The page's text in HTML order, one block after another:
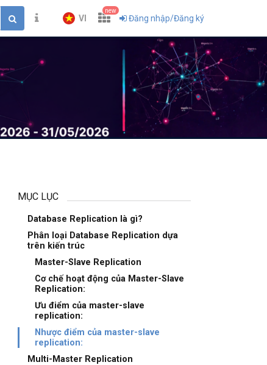
VI
new
Đăng nhập/Đăng ký
MỤC LỤC
Database Replication là gì?
Phân loại Database Replication dựa
trên kiến trúc
Master-Slave Replication
Cơ chế hoạt động của Master-Slave
Replication:
Ưu điểm của master-slave
replication:
Nhược điểm của master-slave
replication:
Multi-Master Replication